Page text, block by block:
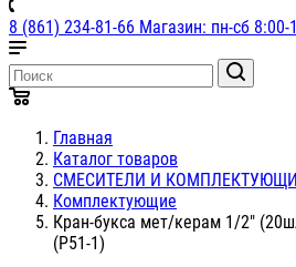
8 (861) 234-81-66 Магазин: пн-сб 8:00-
Главная
Каталог товаров
СМЕСИТЕЛИ И
Комплектующие
Кран-букса мет/керам 1/2"
(Р51-1)